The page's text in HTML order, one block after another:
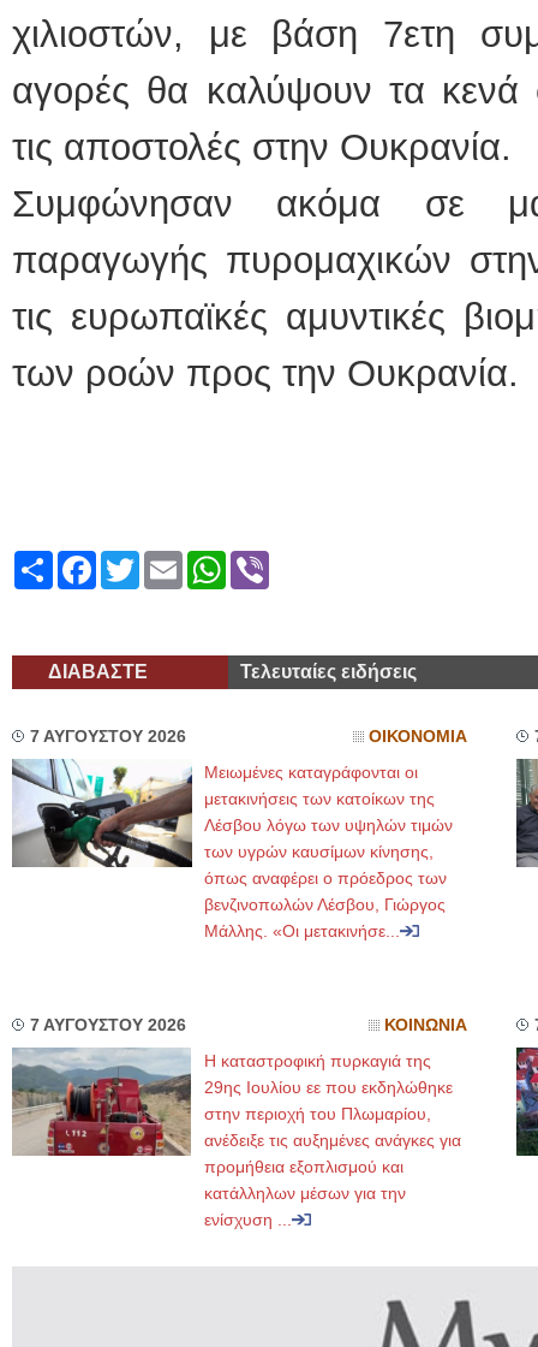
χιλιοστών, με βάση 7ετη
αγορές θα καλύψουν τα κενά
τις αποστολές στην Ουκρανία.
Συμφώνησαν ακόμα σε
παραγωγής πυρομαχικών
τις ευρωπαϊκές αμυντικές
των ροών προς την Ουκρανία.
ShareFacebook
TwitterEmailWhatsApp
ΔΙΑΒΑΣΤΕ Τελευταίες ειδήσεις
7 ΑΥΓΟΥΣΤΟΥ 2026 ΟΙΚΟΝΟΜΙΑ
Μειωμένες καταγράφονται οι
μετακινήσεις των κατοίκων της
Λέσβου λόγω των υψηλών τιμών
των υγρών καυσίμων κίνησης,
όπως αναφέρει ο πρόεδρος των
βενζινοπωλών Λέσβου, Γιώργος
Μάλλης. «Οι μετακινήσε...
7 ΑΥΓΟΥΣΤΟΥ 2026 ΚΟΙΝΩΝΙΑ
Η καταστροφική πυρκαγιά της
29ης Ιουλίου εε που εκδηλώθηκε
στην περιοχή του Πλωμαρίου,
ανέδειξε τις αυξημένες ανάγκες για
προμήθεια εξοπλισμού και
κατάλληλων μέσων για την
ενίσχυση ...